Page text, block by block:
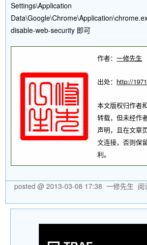
Settings\Application
disable-web-security 即可
作者：一修先生
出处： http://
本文版权归作者
转载，但未经作
声明，且在文章
文连接，否则保
利。
posted @ 2013-03-08 17:38 一修先生 阅